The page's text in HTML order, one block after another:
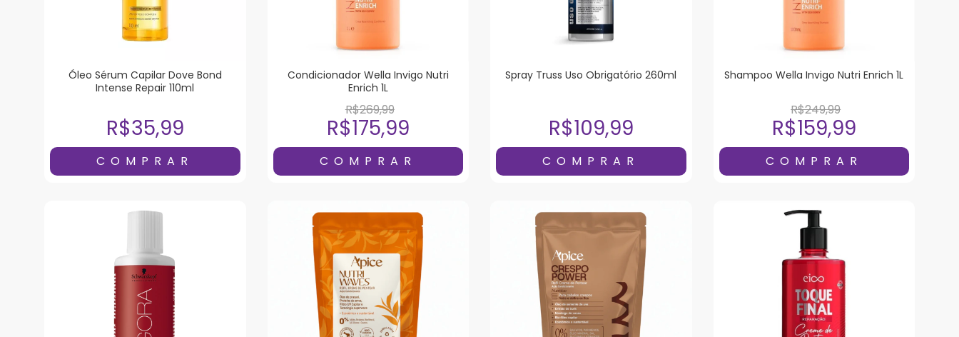
Óleo Sérum Capilar Dove Bond
Intense Repair 110ml
R$35,99
Condicionador Wella Invigo Nutri
Enrich 1L
R$269,99
R$175,99
Spray Truss Uso Obrigatório 260ml
R$109,99
Shampoo Wella Invigo Nutri Enrich 1L
R$249,99
R$159,99